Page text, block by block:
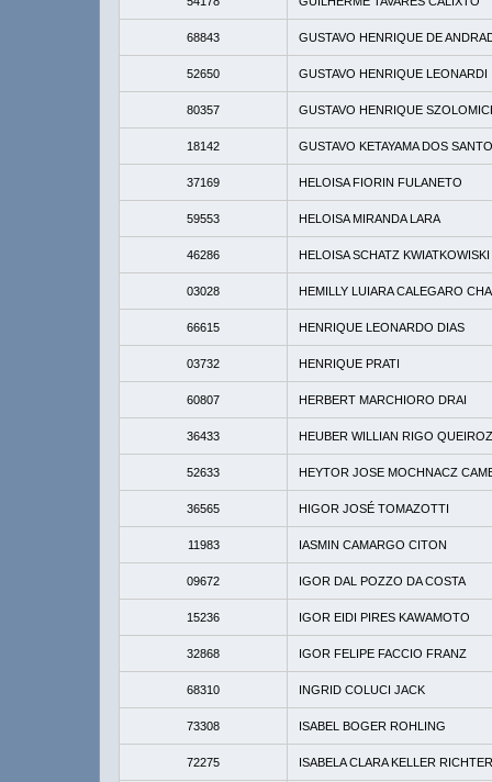
68843 GUSTAVO HENRIQUE DE
52650 GUSTAVO HENRIQUE LEONARDI
80357 GUSTAVO HENRIQUE
18142 GUSTAVO KETAYAMA DOS
37169 HELOISA FIORIN FULANETO
59553 HELOISA MIRANDA LARA
46286 HELOISA SCHATZ KWIATKOWISKI
03028 HEMILLY LUIARA CALEGARO
66615 HENRIQUE LEONARDO DIAS
03732 HENRIQUE PRATI
60807 HERBERT MARCHIORO DRAI
36433 HEUBER WILLIAN RIGO QUEIROZ
52633 HEYTOR JOSE MOCHNACZ
36565 HIGOR JOSÉ TOMAZOTTI
11983 IASMIN CAMARGO CITON
09672 IGOR DAL POZZO DA COSTA
15236 IGOR EIDI PIRES KAWAMOTO
32868 IGOR FELIPE FACCIO FRANZ
68310 INGRID COLUCI JACK
73308 ISABEL BOGER ROHLING
72275 ISABELA CLARA KELLER RICHTER